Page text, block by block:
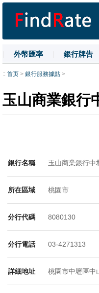
外幣匯率 銀行牌告
| 名詞解釋 | 換匯技巧
:: 首页 > 銀行服務據點 >
玉山商業銀行
銀行名稱 玉山商業銀行中
所在區域 桃園市
分行代碼 8080130
分行電話 03-4271313
詳細地址 桃園市中壢區中